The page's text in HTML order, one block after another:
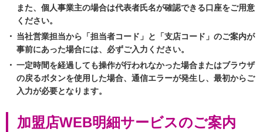
また、個人事業主の場合は代表者氏名が確認できる口座をご用意
ください。
当社営業担当から「担当者コード」と「支店コード」のご案内が
事前にあった場合には、必ずご入力ください。
一定時間を経過しても操作が行われなかった場合またはブラウザ
の戻るボタンを使用した場合、通信エラーが発生し、最初からご
入力が必要となります。
加盟店WEB明細サービスのご案内